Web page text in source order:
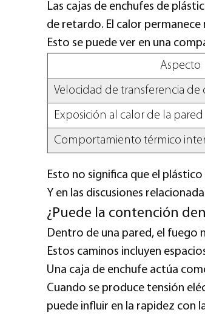
Las cajas de enchufes de
de retardo. El calor
Esto se puede ver en una
Aspecto
Velocidad de transferencia de
Exposición al calor de la pared
Comportamiento térmico
Esto no significa que el
Y en las discusiones
¿Puede la contención
Dentro de una pared, el fuego
Estos caminos incluyen
Una caja de enchufe actúa
Cuando se produce tensión
puede influir en la rapidez con